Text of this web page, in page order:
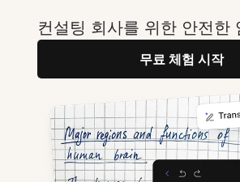
컨설팅 회사를 위한 안전한
무료 체험 시작